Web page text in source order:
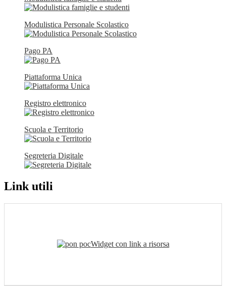
Modulistica Personale Scolastico
Pago PA
Piattaforma Unica
Registro elettronico
Scuola e Territorio
Segreteria Digitale
Link utili
Widget con link a risorsa